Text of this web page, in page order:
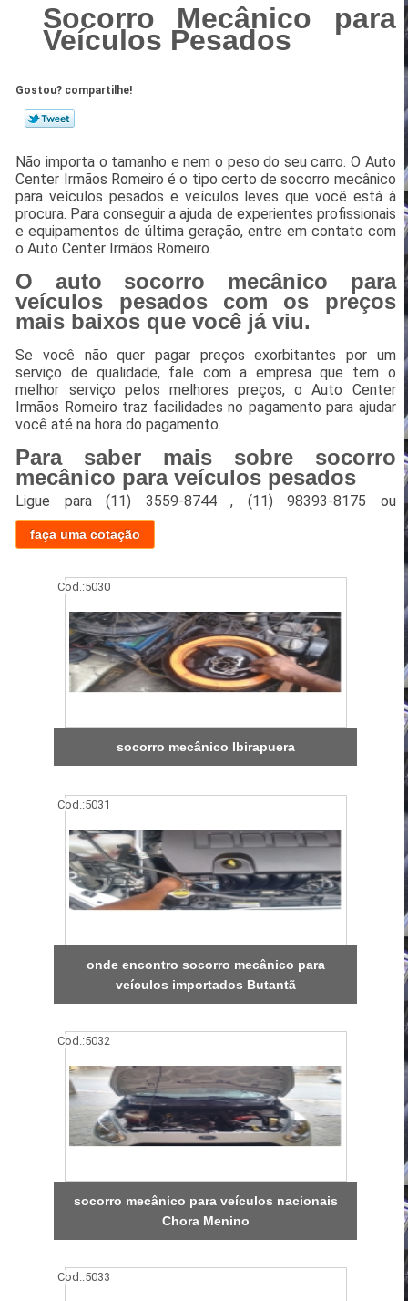
Socorro Mecânico para
Veículos Pesados
Gostou? compartilhe!
Não importa o tamanho e nem o peso do seu carro. O Auto
Center Irmãos Romeiro é o tipo certo de socorro mecânico
para veículos pesados e veículos leves que você está à
procura. Para conseguir a ajuda de experientes profissionais
e equipamentos de última geração, entre em contato com
o Auto Center Irmãos Romeiro.
O auto socorro mecânico para
veículos pesados com os preços
mais baixos que você já viu.
Se você não quer pagar preços exorbitantes por um
serviço de qualidade, fale com a empresa que tem o
melhor serviço pelos melhores preços, o Auto Center
Irmãos Romeiro traz facilidades no pagamento para ajudar
você até na hora do pagamento.
Para saber mais sobre socorro
mecânico para veículos pesados
Ligue para(11) 3559-8744, (11) 98393-8175 ou
faça uma cotação
Cod.:5030
socorro mecânico Ibirapuera
Cod.:5031
onde encontro socorro mecânico para
veículos importados Butantã
Cod.:5032
socorro mecânico para veículos nacionais
Chora Menino
Cod.:5033